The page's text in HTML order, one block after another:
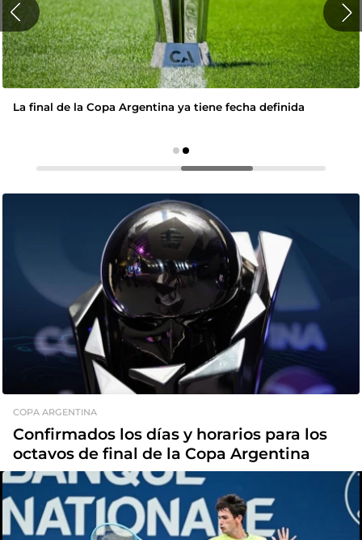
La final de la Copa Argentina ya tiene fecha definida
COPA ARGENTINA
Confirmados los días y horarios para los
octavos de final de la Copa Argentina